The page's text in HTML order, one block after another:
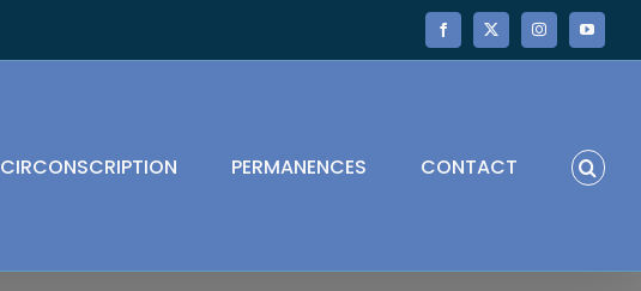
Facebook
X InstagramYouTube
CIRCONSCRIPTION PERMANENCES CONTACT